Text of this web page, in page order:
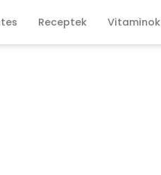
Receptek Vitaminok